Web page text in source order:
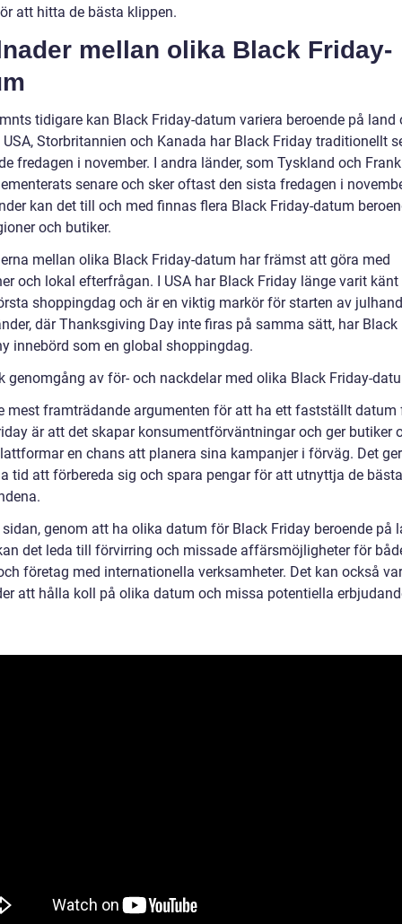
att hitta de bästa klippen.
mellan olika Black Friday-
tidigare kan Black Friday-datum variera beroende på land
USA, Storbritannien och Kanada har Black Friday traditionellt
fredagen i november. I andra länder, som Tyskland och
senare och sker oftast den sista fredagen i
kan det till och med finnas flera Black Friday-datum
och butiker.
mellan olika Black Friday-datum har främst att göra med
och lokal efterfrågan. I USA har Black Friday länge varit
shoppingdag och är en viktig markör för starten av
där Thanksgiving Day inte firas på samma sätt, har Black
innebörd som en global shoppingdag.
genomgång av för- och nackdelar med olika Black Friday-
mest framträdande argumenten för att ha ett fastställt datum
är att det skapar konsumentförväntningar och ger butiker
en chans att planera sina kampanjer i förväg. Det
tid att förbereda sig och spara pengar för att utnyttja de bästa
genom att ha olika datum för Black Friday beroende på
det leda till förvirring och missade affärsmöjligheter för
företag med internationella verksamheter. Det kan också
att hålla koll på olika datum och missa potentiella